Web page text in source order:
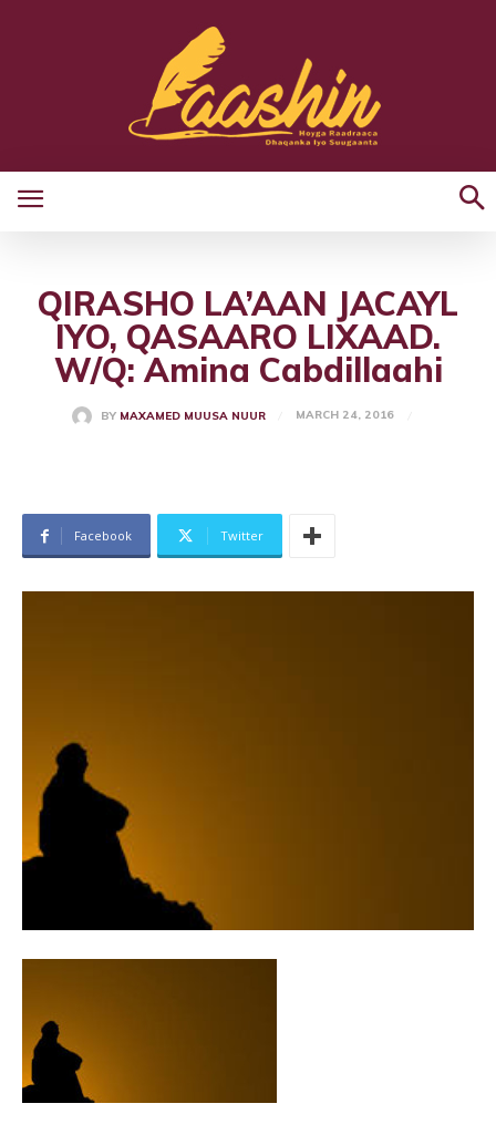
QIRASHO LA’AAN JACAYL
IYO, QASAARO LIXAAD.
W/Q: Amina Cabdillaahi
BY MAXAMED MUUSA NUUR MARCH 24, 2016
Facebook Twitter